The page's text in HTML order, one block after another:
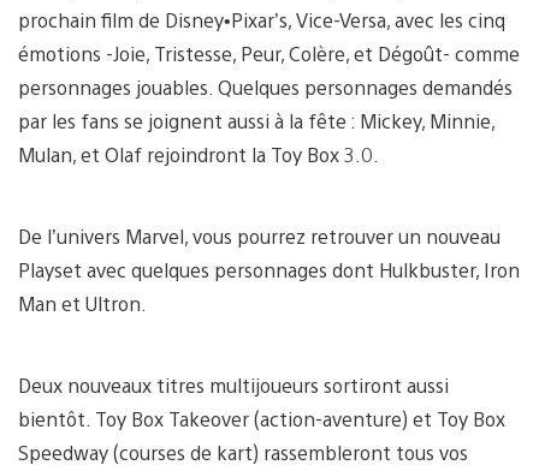
prochain film de Disney•Pixar’s, Vice-Versa, avec les cinq
émotions -Joie, Tristesse, Peur, Colère, et Dégoût- comme
personnages jouables. Quelques personnages demandés
par les fans se joignent aussi à la fête : Mickey, Minnie,
Mulan, et Olaf rejoindront la Toy Box 3.0.
De l’univers Marvel, vous pourrez retrouver un nouveau
Playset avec quelques personnages dont Hulkbuster, Iron
Man et Ultron.
Deux nouveaux titres multijoueurs sortiront aussi
bientôt. Toy Box Takeover (action-aventure) et Toy Box
Speedway (courses de kart) rassembleront tous vos